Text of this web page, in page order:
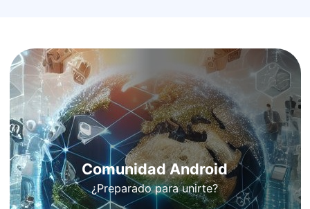
Comunidad Android
¿Preparado para unirte?